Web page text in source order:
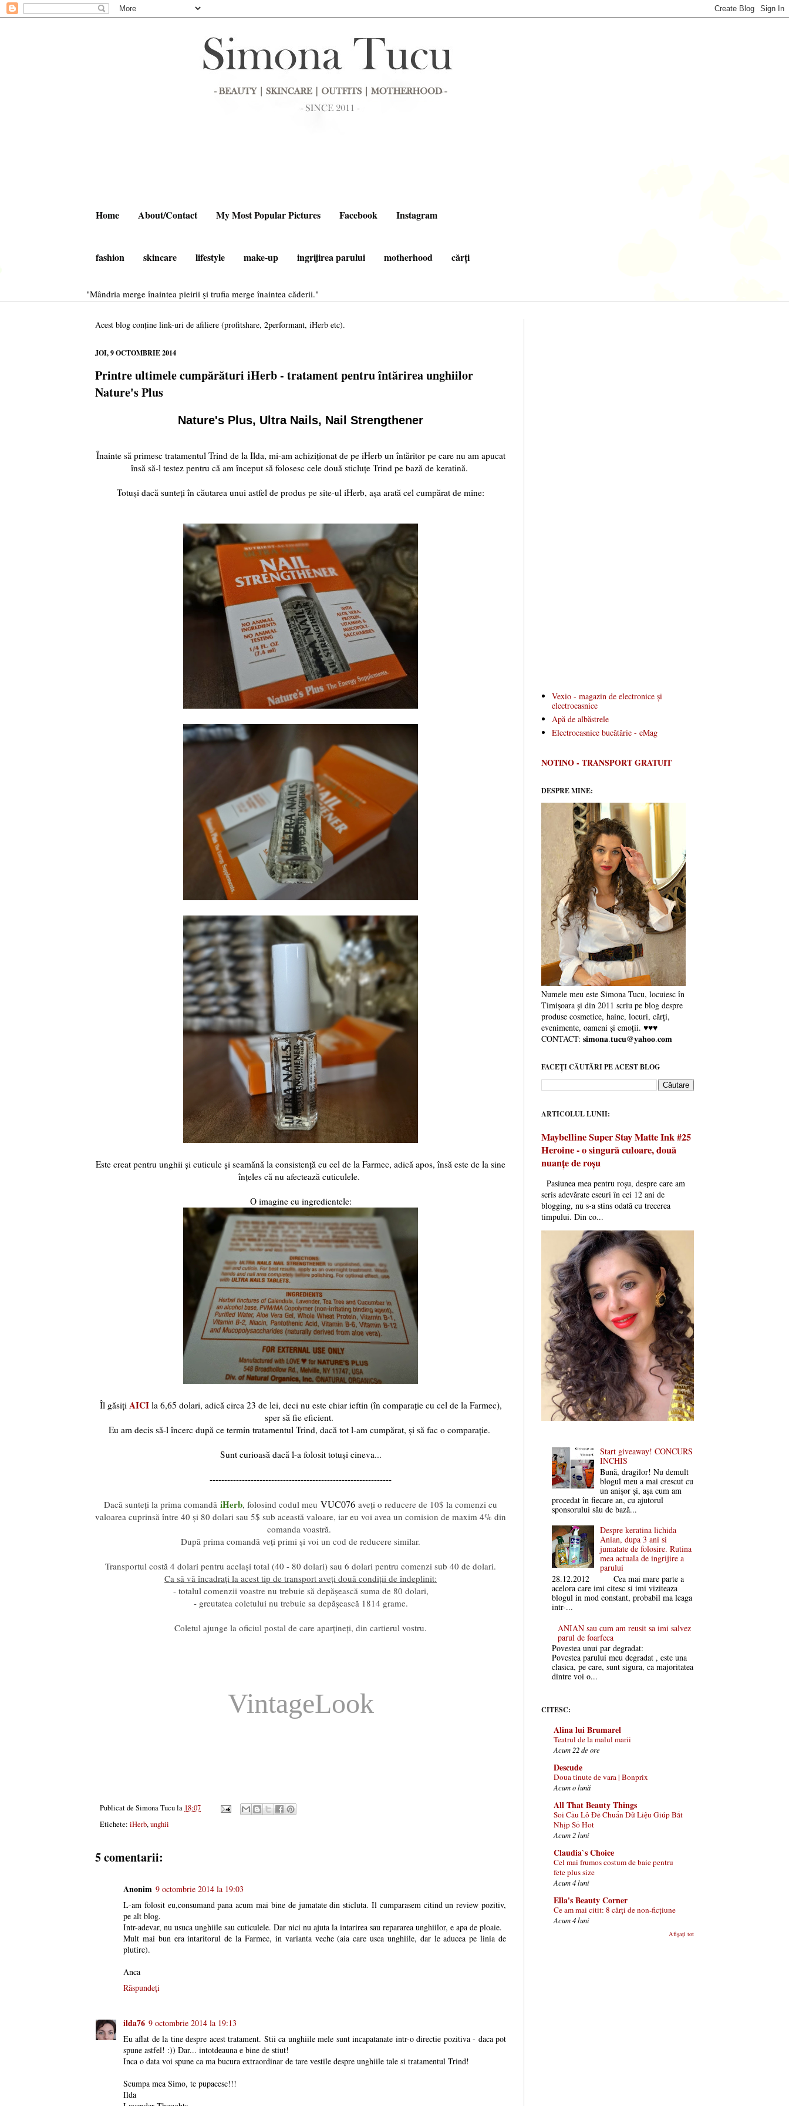
Home About/Contact My Most Popular Pictures Facebook Instagram
fashion skincare lifestyle make-up ingrijirea parului motherhood cărți
"Mândria merge înaintea pieirii şi trufia merge înaintea căderii."
Acest blog conține link-uri de afiliere (profitshare, 2performant, iHerb etc).
JOI, 9 OCTOMBRIE 2014
Printre ultimele cumpărături iHerb - tratament pentru întărirea unghiilor
Nature's Plus
Nature's Plus, Ultra Nails, Nail Strengthener
Înainte să primesc tratamentul Trind de la Ilda, mi-am achiziționat de pe iHerb un întăritor pe care nu am apucat
însă să-l testez pentru că am început să folosesc cele două sticluțe Trind pe bază de keratină.
Totuși dacă sunteți în căutarea unui astfel de produs pe site-ul iHerb, așa arată cel cumpărat de mine:
Este creat pentru unghii și cuticule și seamănă la consistență cu cel de la Farmec, adică apos, însă este de la sine
înțeles că nu afectează cuticulele.
O imagine cu ingredientele:
Îl găsiți AICIla 6,65 dolari, adică circa 23 de lei, deci nu este chiar ieftin (în comparație cu cel de la Farmec),
sper să fie eficient.
Eu am decis să-l încerc după ce termin tratamentul Trind, dacă tot l-am cumpărat, și să fac o comparație.
Sunt curioasă dacă l-a folosit totuși cineva...
--------------------------------------------------------------
Dacă sunteți la prima comandă iHerb, folosind codul meu VUC076 aveți o reducere de 10$ la comenzi cu
valoarea cuprinsă între 40 și 80 dolari sau 5$ sub această valoare, iar eu voi avea un comision de maxim 4% din
comanda voastră.
După prima comandă veți primi și voi un cod de reducere similar.
Transportul costă 4 dolari pentru același total (40 - 80 dolari) sau 6 dolari pentru comenzi sub 40 de dolari.
Ca să vă încadrați la acest tip de transport aveți două condiții de îndeplinit:
- totalul comenzii voastre nu trebuie să depășească suma de 80 dolari,
- greutatea coletului nu trebuie sa depășească 1814 grame.
Coletul ajunge la oficiul postal de care aparțineți, din cartierul vostru.
VintageLook
Publicat de Simona Tucula 18:07
Etichete: iHerb,unghii
5 comentarii:
Anonim 9 octombrie 2014 la 19:03
L-am folosit eu,consumand pana acum mai bine de jumatate din sticluta. Il cumparasem citind un review pozitiv,
pe alt blog.
Intr-adevar, nu usuca unghiile sau cuticulele. Dar nici nu ajuta la intarirea sau repararea unghiilor, e apa de ploaie.
Mult mai bun era intaritorul de la Farmec, in varianta veche (aia care usca unghiile, dar le aducea pe linia de
plutire).
Anca
Răspundeți
ilda76 9 octombrie 2014 la 19:13
Eu aflat de la tine despre acest tratament. Stii ca unghiile mele sunt incapatanate intr-o directie pozitiva - daca pot
spune astfel! :)) Dar... intotdeauna e bine de stiut!
Inca o data voi spune ca ma bucura extraordinar de tare vestile despre unghiile tale si tratamentul Trind!
Scumpa mea Simo, te pupacesc!!!
Ilda
Vexio - magazin de electronice și
electrocasnice
Apă de albăstrele
Electrocasnice bucătărie - eMag
NOTINO - TRANSPORT GRATUIT
DESPRE MINE:
Numele meu este Simona Tucu, locuiesc în
Timișoara și din 2011 scriu pe blog despre
produse cosmetice, haine, locuri, cărți,
evenimente, oameni și emoții. ♥♥♥
CONTACT: 𝐬𝐢𝐦𝐨𝐧𝐚.𝐭𝐮𝐜𝐮@𝐲𝐚𝐡𝐨𝐨.𝐜𝐨𝐦
FACEȚI CĂUTĂRI PE ACEST BLOG
ARTICOLUL LUNII:
Maybelline Super Stay Matte Ink #25
Heroine - o singură culoare, două
nuanțe de roșu
Pasiunea mea pentru roșu, despre care am
scris adevărate eseuri în cei 12 ani de
blogging, nu s-a stins odată cu trecerea
timpului. Din co...
Start giveaway! CONCURS
INCHIS
Bună, dragilor! Nu demult
blogul meu a mai crescut cu
un anișor și, așa cum am
procedat în fiecare an, cu ajutorul
sponsorului său de bază...
Despre keratina lichida
Anian, dupa 3 ani si
jumatate de folosire. Rutina
mea actuala de ingrijire a
parului
28.12.2012 Cea mai mare parte a
acelora care imi citesc si imi viziteaza
blogul in mod constant, probabil ma leaga
intr-...
ANIAN sau cum am reusit sa imi salvez
parul de foarfeca
Povestea unui par degradat:
Povestea parului meu degradat , este una
clasica, pe care, sunt sigura, ca majoritatea
dintre voi o...
CITESC:
Alina lui Brumarel
Teatrul de la malul marii
Acum 22 de ore
Descude
Doua tinute de vara | Bonprix
Acum o lună
All That Beauty Things
Soi Cầu Lô Đề Chuẩn Dữ Liệu Giúp Bắt
Nhịp Số Hot
Acum 2 luni
Claudia`s Choice
Cel mai frumos costum de baie pentru
fete plus size
Acum 4 luni
Ella's Beauty Corner
Ce am mai citit: 8 cărți de non-ficțiune
Acum 4 luni
Afișați tot